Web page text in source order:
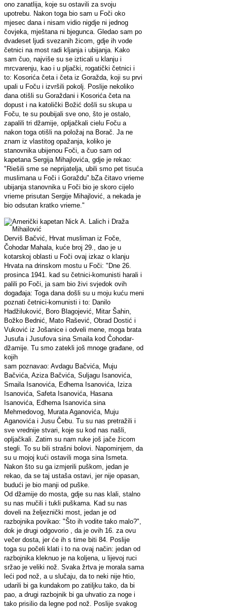
ono zanatlija, koje su ostavili za svoju
upotrebu. Nakon toga bio sam u Foči oko
mjesec dana i nisam vidio nigdje ni jednog
čovjeka, mještana ni bjegunca. Gledao sam po
dvadeset ljudi svezanih žicom, gdje ih vode
četnici na most radi kljanja i ubijanja. Kako
sam čuo, najviše su se izticali u klanju i
mrcvarenju, kao i u pljački, rogatički četnici i
to: Kosorića četa i četa iz Goražda, koji su prvi
upali u Foču i izvršili pokolj. Poslije nekoliko
dana otišli su Goraždani i Kosorića četa na
dopust i na katolički Božić došli su skupa u
Foču, te su poubijali sve ono, što je ostalo,
zapalili tri džamije, opljačkali cielu Foču a
nakon toga otišli na položaj na Borač. Ja ne
znam iz vlastitog opažanja, koliko je
stanovnika ubijenou Foči, a čuo sam od
kapetana Sergija Mihajlovića, gdje je rekao:
"Riešili sme se neprijatelja, ubili smo pet tisuća
muslimana u Foči i Goraždu". bZa čitavo vrieme
ubijanja stanovnika u Foči bio je skoro cijelo
vrieme prisutan Sergije Mihajlović, a nekada je
bio odsutan kratko vrieme."
Derviš Bačvić, Hrvat musliman iz Foče,
Čohodar Mahala, kuće broj 29., dao je u
kotarskoj oblasti u Foči ovaj izkaz o klanju
Hrvata na drinskom mostu u Foči: "Dne 26.
prosinca 1941. kad su četnici-komunisti harali i
palili po Foči, ja sam bio živi svjedok ovih
događaja: Toga dana došli su u moju kuću meni
poznati četnici-komunisti i to: Danilo
Hadžiluković, Boro Blagojević, Mitar Šahin,
Božko Bednić, Mato Rašević, Obrad Dostić i
Vuković iz Jošanice i odveli mene, moga brata
Jusufa i Jusufova sina Smaila kod Čohodar-
džamije. Tu smo zatekli još mnoge građane, od
kojih
sam poznavao: Avdagu Bačvića, Muju
Bačvića, Aziza Bačvića, Suljagu Isanovića,
Smaila Isanovića, Edhema Isanovića, Iziza
Isanovića, Safeta Isanovića, Hasana
Isanovića, Edhema Isanovića sina
Mehmedovog, Murata Aganovića, Muju
Aganovića i Jusu Čebu. Tu su nas pretražili i
sve vrednije stvari, koje su kod nas našli,
opljačkali. Zatim su nam ruke još jače žicom
stegli. To su bili strašni bolovi. Napominjem, da
su u mojoj kući ostavili moga sina Ismeta.
Nakon što su ga izmjerili puškom, jedan je
rekao, da se taj ustaša ostavi, jer nije opasan,
budući je bio manji od puške.
Od džamije do mosta, gdje su nas klali, stalno
su nas mučili i tukli puškama. Kad su nas
doveli na željeznički most, jedan je od
razbojnika povikao: "Što ih vodite tako malo?",
dok je drugi odgovorio , da je ovih 16. za ovu
večer dosta, jer će ih s time biti 84. Poslije
toga su počeli klati i to na ovaj način: jedan od
razbojnika kleknuo je na koljena, u lijevoj ruci
sržao je veliki nož. Svaka žrtva je morala sama
leći pod nož, a u slučaju, da to neki nije htio,
udarili bi ga kundakom po zatiljku tako, da bi
pao, a drugi razbojnik bi ga uhvatio za noge i
tako prisilio da legne pod nož. Poslije svakog